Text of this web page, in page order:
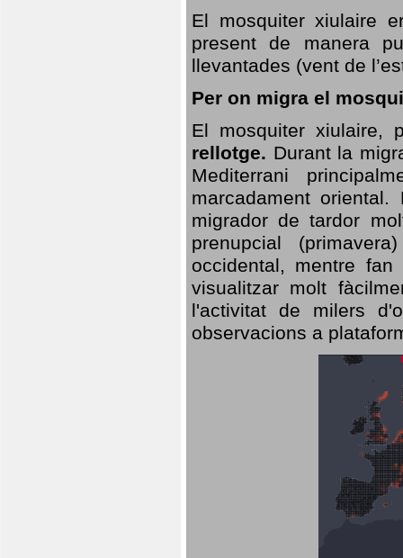
El mosquiter xiulaire
present de manera
llevantades (vent de
Per on migra el
El mosquiter xiulaire,
rellotge. Durant la
Mediterrani
marcadament
migrador de tardor
prenupcial
occidental, mentre
visualitzar molt
l'activitat de milers
observacions a